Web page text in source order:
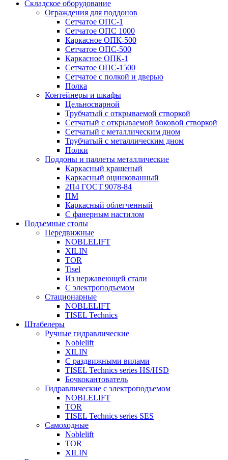
Складское оборудование
Ограждения для поддонов
Сетчатое ОПС-1
Сетчатое ОПС 1000
Каркасное ОПК-500
Сетчатое ОПС-500
Каркасное ОПК-1
Сетчатое ОПС-1500
Сетчатое с полкой и дверью
Полка
Контейнеры и шкафы
Цельносварной
Трубчатый с открываемой створкой
Сетчатый с открываемой боковой створкой
Сетчатый с металлическим дном
Трубчатый с металлическим дном
Полки
Поддоны и паллеты металлические
Каркасный крашеный
Каркасный оцинкованный
2П4 ГОСТ 9078-84
ПМ
Каркасный облегченный
С фанерным настилом
Подъемные столы
Передвижные
NOBLELIFT
XILIN
TOR
Tisel
Из нержавеющей стали
С электроподъемом
Стационарные
NOBLELIFT
TISEL Technics
Штабелеры
Ручные гидравлические
Noblelift
XILIN
С раздвижными вилами
TISEL Technics series HS/HSD
Бочкокантователь
Гидравлические с электроподъемом
NOBLELIFT
TOR
TISEL Technics series SES
Самоходные
Noblelift
TOR
XILIN